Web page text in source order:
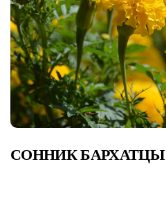
СОННИК БАРХАТЦЫ